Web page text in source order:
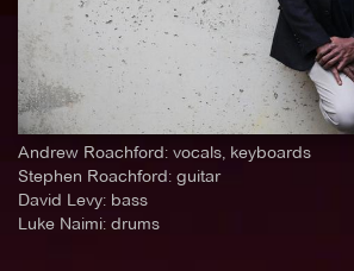
Andrew Roachford: vocals, keyboards
Stephen Roachford: guitar
David Levy: bass
Luke Naimi: drums